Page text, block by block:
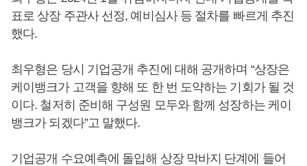
표로 상장 주관사 선정, 예비심사 등 절차를 빠르게 추진
했다.
최우형은 당시 기업공개 추진에 대해 공개하며 “상장은
케이뱅크가 고객을 향해 또 한 번 도약하는 기회가 될 것
이다. 철저히 준비해 구성원 모두와 함께 성장하는 케이
뱅크가 되겠다”고 말했다.
기업공개 수요예측에 돌입해 상장 막바지 단계에 들어